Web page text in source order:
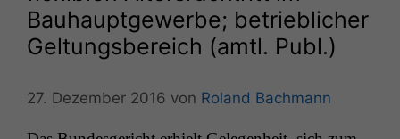
Bauhauptgewerbe; betrieblicher
Geltungsbereich (amtl. Publ.)
27. Dezember 2016 von Roland Bachmann